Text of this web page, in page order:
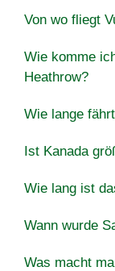
Von wo fliegt
Wie komme
Heathrow?
Wie lange
Ist Kanada
Wie lang ist
Wann wurde
Was macht